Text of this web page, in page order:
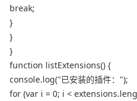
break;
}
}
}
function listExtensions() {
console.log("已安装的插件：");
for (var i = 0; i <